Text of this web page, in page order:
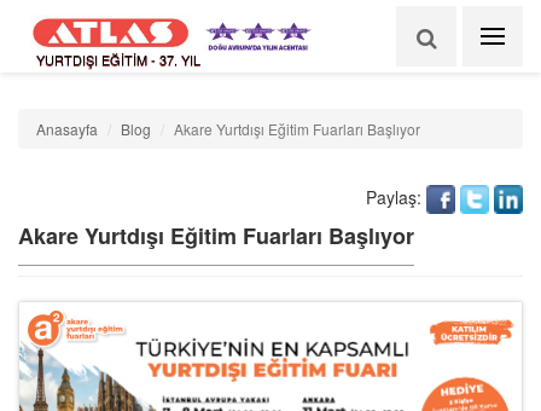
YURTDIŞI EĞİTİM - 37. YIL
Anasayfa Blog Akare Yurtdışı Eğitim Fuarları Başlıyor
Akare Yurtdışı Eğitim Fuarları Başlıyor
Paylaş: